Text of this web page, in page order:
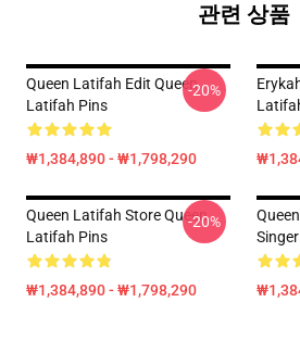
관련 상품
Queen Latifah Edit Queen
Latifah Pins
₩1,384,890 - ₩1,798,290
-20%
Queen Latifah Store Queen
Latifah Pins
₩1,384,890 - ₩1,798,290
-20%
Singer